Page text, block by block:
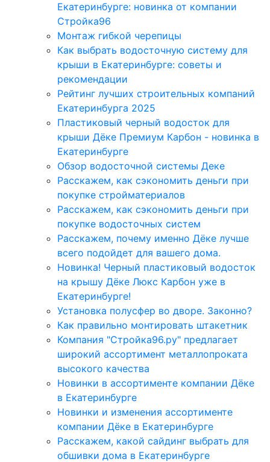
Екатеринбурге: новинка от компании
Стройка96
Монтаж гибкой черепицы
Как выбрать водосточную систему для
крыши в Екатеринбурге: советы и
рекомендации
Рейтинг лучших строительных компаний
Екатеринбурга 2025
Пластиковый черный водосток для
крыши Дёке Премиум Карбон - новинка в
Екатеринбурге
Обзор водосточной системы Деке
Расскажем, как сэкономить деньги при
покупке стройматериалов
Расскажем, как сэкономить деньги при
покупке водосточных систем
Расскажем, почему именно Дёке лучше
всего подойдет для вашего дома.
Новинка! Черный пластиковый водосток
на крышу Дёке Люкс Карбон уже в
Екатеринбурге!
Установка полусфер во дворе. Законно?
Как правильно монтировать штакетник
Компания "Стройка96.ру" предлагает
широкий ассортимент металлопроката
высокого качества
Новинки в ассортименте компании Дёке
в Екатеринбурге
Новинки и изменения ассортименте
компании Дёке в Екатеринбурге
Расскажем, какой сайдинг выбрать для
обшивки дома в Екатеринбурге